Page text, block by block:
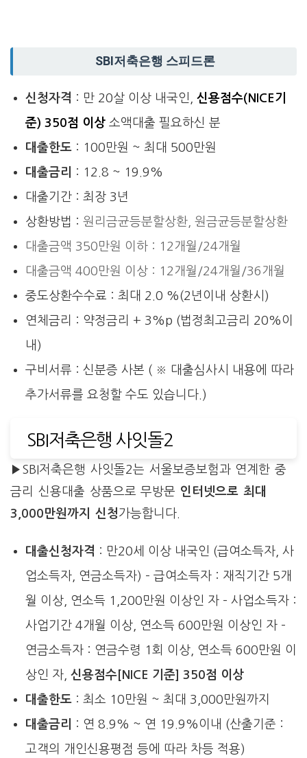
SBI저축은행 스피드론
신청자격 : 만 20살 이상 내국인, 신용점수(NICE기
준) 350점 이상소액대출 필요하신 분
대출한도: 100만원 ~ 최대 500만원
대출금리
: 12.8 ~ 19.9%
대출기간 : 최장 3년
상환방법 : 원리금균등분할상환, 원금균등분할상환
대출금액 350만원 이하 : 12개월/24개월
대출금액 400만원 이상 : 12개월/24개월/36개월
중도상환수수료 : 최대 2.0 %(2년이내 상환시)
연체금리 : 약정금리 + 3%p (법정최고금리 20%이
내)
구비서류 : 신분증 사본 ( ※ 대출심사시 내용에 따라
추가서류를 요청할 수도 있습니다.)
SBI저축은행 사잇돌2
▶SBI저축은행 사잇돌2는 서울보증보험과 연계한 중
금리 신용대출 상품으로 무방문 인터넷으로 최대
3,000만원까지 신청가능합니다.
대출신청자격 : 만20세 이상 내국인 (급여소득자, 사
업소득자, 연금소득자) – 급여소득자 : 재직기간 5개
월 이상, 연소득 1,200만원 이상인 자 – 사업소득자 :
사업기간 4개월 이상, 연소득 600만원 이상인 자 –
연금소득자 : 연금수령 1회 이상, 연소득 600만원 이
상인 자, 신용점수[NICE 기준] 350점 이상
대출한도: 최소 10만원 ~ 최대 3,000만원까지
대출금리
: 연 8.9% ~ 연 19.9%이내 (산출기준 :
고객의 개인신용평점 등에 따라 차등 적용)